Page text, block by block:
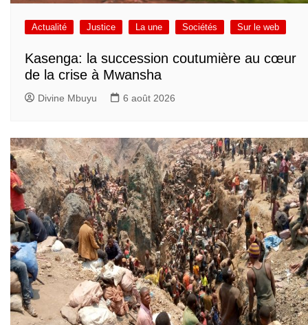
Actualité Justice La une Sociétés Sur le web
Kasenga: la succession coutumière au cœur
de la crise à Mwansha
Divine Mbuyu 6 août 2026